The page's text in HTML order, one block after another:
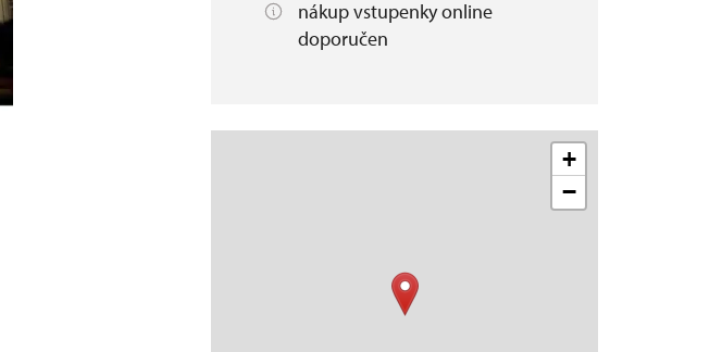
nákup vstupenky online
doporučen
+
−